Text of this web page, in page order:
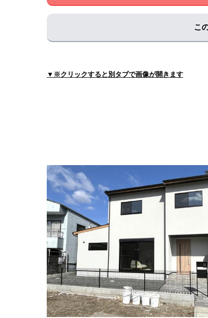
海動物病院 丹波往診所
住所:兵庫県丹波市氷上町成松４６０−１
住所: マップで
大塚病院前（バス）
住所:兵庫県丹波市氷上町絹山 マップで見る
大塚病院 居宅介護支援事業所
住所: 兵庫県丹波市氷上町絹山５１３
近藤歯科医院
住所:兵庫県丹波市氷上町石生１６６４ マップ
わく歯科医院
住所:兵庫県丹波市氷上町成松４６０−１ マップ
保尾歯科医院
こ
▼※クリックすると別タブで画像が開きます